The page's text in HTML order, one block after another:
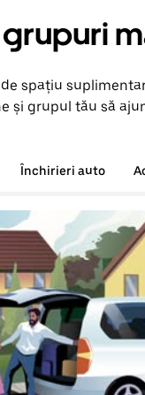
spațiu
și grupul tău să
Închirieri auto